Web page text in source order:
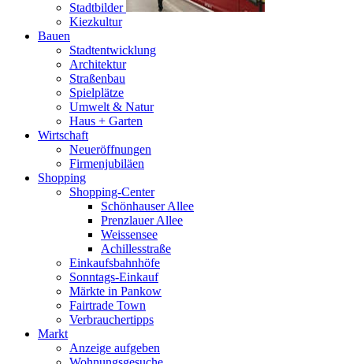
Stadtbilder
Kiezkultur
Bauen
Stadtentwicklung
Architektur
Straßenbau
Spielplätze
Umwelt & Natur
Haus + Garten
Wirtschaft
Neueröffnungen
Firmenjubiläen
Shopping
Shopping-Center
Schönhauser Allee
Prenzlauer Allee
Weissensee
Achillesstraße
Einkaufsbahnhöfe
Sonntags-Einkauf
Märkte in Pankow
Fairtrade Town
Verbrauchertipps
Markt
Anzeige aufgeben